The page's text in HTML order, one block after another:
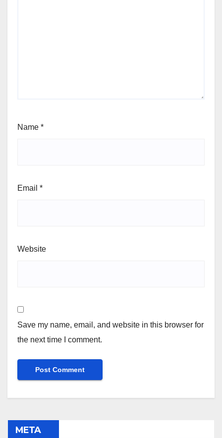
Name *
Email *
Website
Save my name, email, and website in this browser for
the next time I comment.
META